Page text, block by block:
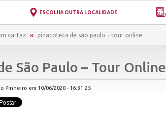
ESCOLHA OUTRA LOCALIDADE
cartaz pinacoteca de são paulo – tour online
São Paulo – Tour Online
em 10/06/2020 - 16:31:25